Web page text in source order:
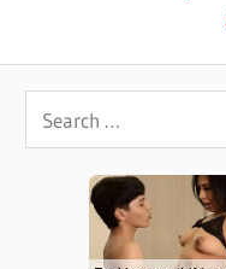
navigation